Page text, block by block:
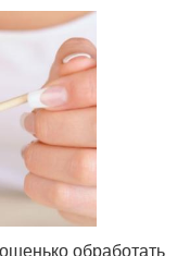
обработать